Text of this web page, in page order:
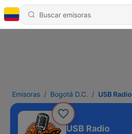
Emisoras Bogotá D.C. USB Radio
USB Radio